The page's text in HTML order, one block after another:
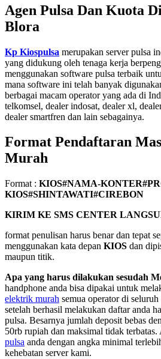
Agen Pulsa Dan Kuota
Blora
Kp Kiospulsa merupakan server pulsa
yang didukung oleh tenaga kerja
menggunakan software pulsa terbaik
mana software ini telah banyak
berbagai macam operator yang ada di
telkomsel, dealer indosat, dealer xl,
dealer smartfren dan lain sebagainya.
Format Pendaftaran
Murah
Format : KIOS#NAMA-
KIOS#SHINTAWATI#CIREBON
KIRIM KE SMS CENTER
format penulisan harus benar dan tepat
menggunakan kata depan KIOS dan
maupun titik.
Apa yang harus dilakukan sesudah
handphone anda bisa dipakai untuk
elektrik murah semua operator di
setelah berhasil melakukan daftar anda
pulsa. Besarnya jumlah deposit bebas
50rb rupiah dan maksimal tidak terbatas.
pulsa anda dengan angka minimal
kehebatan server kami.